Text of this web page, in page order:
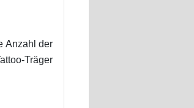
Anzahl der
Träger